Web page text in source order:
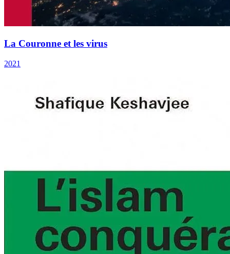
La Couronne et les virus
2021